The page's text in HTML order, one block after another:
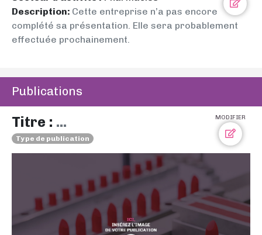
Description: Cette entreprise n’a pas encore
complété sa présentation. Elle sera probablement
effectuée prochainement.
Publications
MODIFIER
Titre : ...
Type de publication